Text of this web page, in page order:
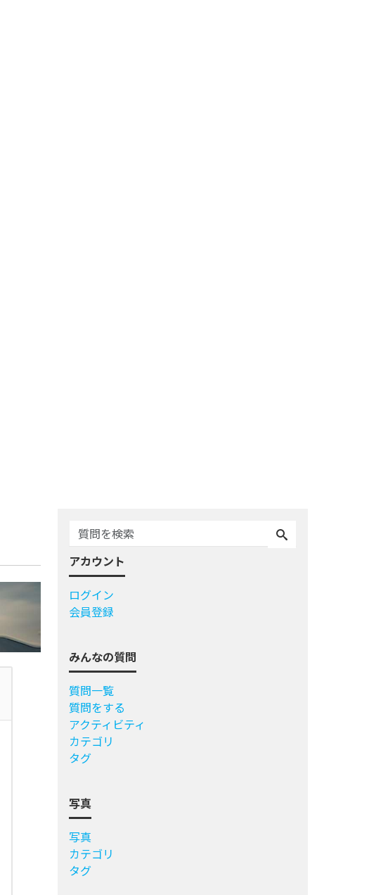
アカウント
ログイン
会員登録
みんなの質問
質問一覧
質問をする
アクティビティ
カテゴリ
タグ
写真
写真
カテゴリ
タグ